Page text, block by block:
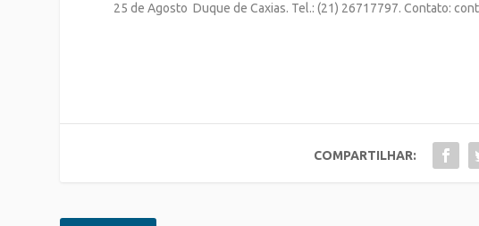
25 de Agosto ­ Duque de Caxias. Tel.: (21) 2671­7797.Contato:
COMPARTILHAR: